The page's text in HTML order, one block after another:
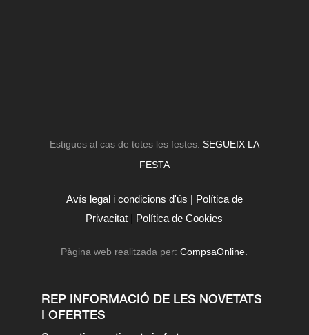
Estigues al cas de totes les festes: SEGUEIX LA
FESTA
Avís legal i condicions d'ús | Política de
Privacitat | Política de Cookies
Pàgina web realitzada per:CompsaOnline.
REP INFORMACIÓ DE LES NOVETATS
I OFERTES